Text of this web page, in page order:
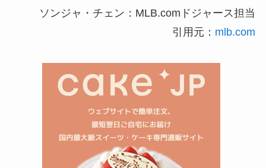
ソンジャ・チェン：MLB.comドジャース担当
引用元： mlb.com